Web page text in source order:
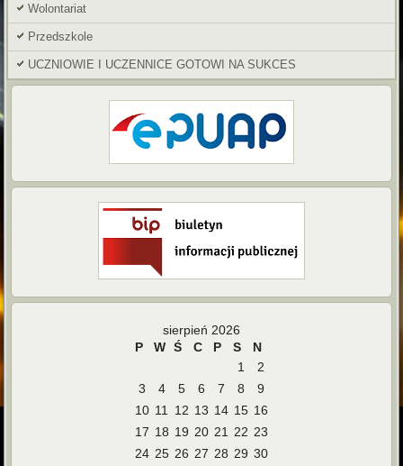
Wolontariat
Przedszkole
UCZNIOWIE I UCZENNICE GOTOWI NA SUKCES
sierpień 2026
P
W Ś C P S
N
1
2
3
4 5 6 7 8
9
10 11 12 13 14 15 16
17 18 19 20 21 22 23
24 25 26 27 28 29 30